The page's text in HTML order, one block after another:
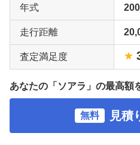
年式
走行距離
査定満足度
あなたの「ソアラ」の最高額
無料 見積